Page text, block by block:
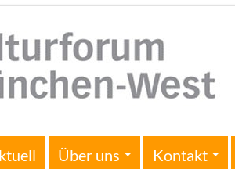
Über uns Kontakt